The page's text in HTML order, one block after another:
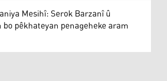
Mesihî: Serok Barzanî û
pêkhateyan penageheke aram